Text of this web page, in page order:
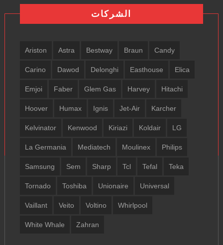
الشركات
Ariston Astra Bestway Braun Candy
Carino Dawod Delonghi Easthouse Elica
Emjoi Faber Glem Gas Harvey Hitachi
Hoover Humax Ignis Jet-Air Karcher
Kelvinator Kenwood Kiriazi Koldair LG
La Germania Mediatech Moulinex Philips
Samsung Sem Sharp Tcl Tefal Teka
Tornado Toshiba Unionaire Universal
Vaillant Veito Voltino Whirlpool
White Whale Zahran